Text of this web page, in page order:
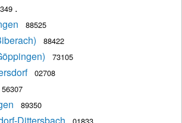
.
88525
88422
73105
02708
56307
89350